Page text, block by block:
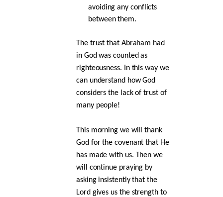
avoiding any conflicts
between them.
The trust that Abraham had
in God was counted as
righteousness. In this way we
can understand how God
considers the lack of trust of
many people!
This morning we will thank
God for the covenant that He
has made with us. Then we
will continue praying by
asking insistently that the
Lord gives us the strength to